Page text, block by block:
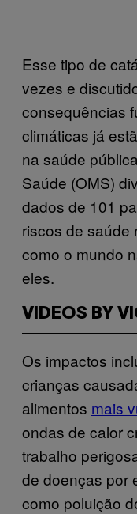
Esse tipo de
vezes e
consequências
climáticas já
na saúde
Saúde (OMS)
dados de 101
riscos de saúde
como o mundo
eles.
VIDEOS BY
Os impactos
crianças
alimentos mais
ondas de calor
trabalho
de doenças por
como poluição